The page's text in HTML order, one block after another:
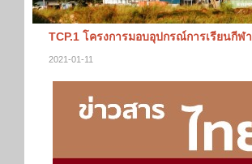
TCP.1 โครงการมอบอุปกรณ์การเรียนกีฬา
2021-01-11